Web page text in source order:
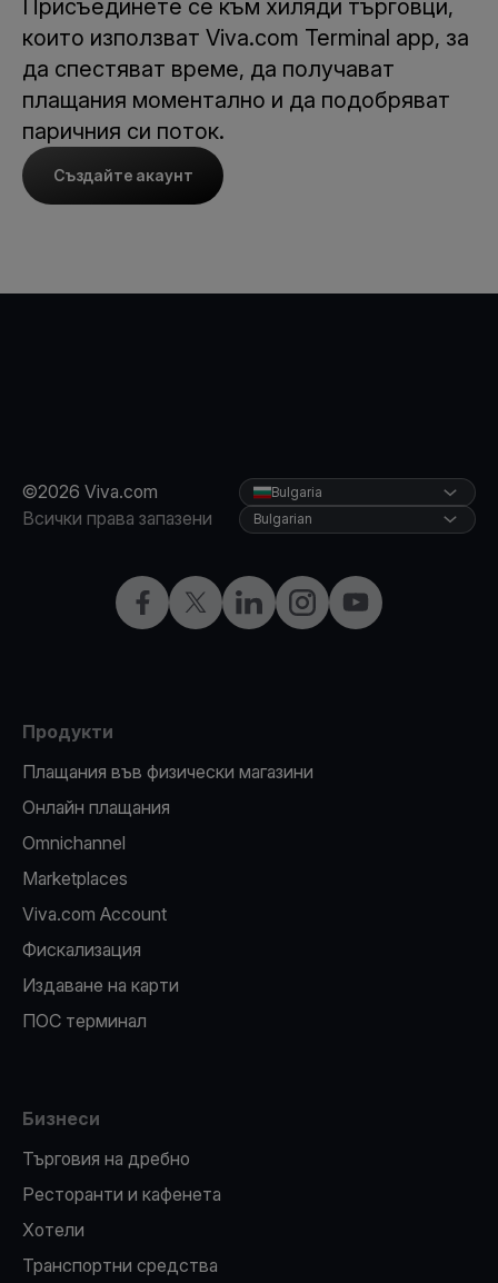
Присъединете се към хиляди търговци,
които използват Viva.com Terminal app, за
да спестяват време, да получават
плащания моментално и да подобряват
паричния си поток.
Създайте акаунт
©2026 Viva.com
Всички права запазени
Facebook
X LinkedInInstagramYouTube
Bulgaria
Bulgarian
Продукти
Плащания във физически магазини
Oнлайн плащания
Omnichannel
Marketplaces
Viva.com Account
Фискализация
Издаване на карти
ПОС терминал
Бизнеси
Търговия на дребно
Ресторанти и кафенета
Хотели
Транспортни средства